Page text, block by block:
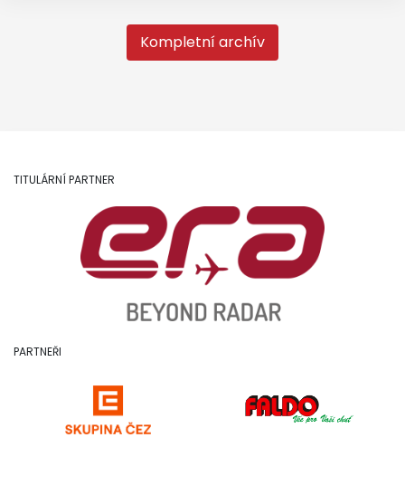
Kompletní archív
TITULÁRNÍ PARTNER
PARTNEŘI